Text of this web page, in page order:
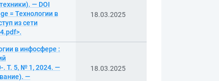
— DOI
= Технологии в
из сети
18.03.2025
в инфосфере :
. Т. 5, № 1, 2024. —
—
18.03.2025